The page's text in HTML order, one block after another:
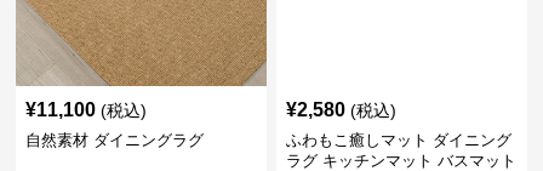
¥11,100 (税込)
自然素材 ダイニングラグ
¥2,580 (税込)
ふわもこ癒しマット ダイニング
ラグ キッチンマット バスマット